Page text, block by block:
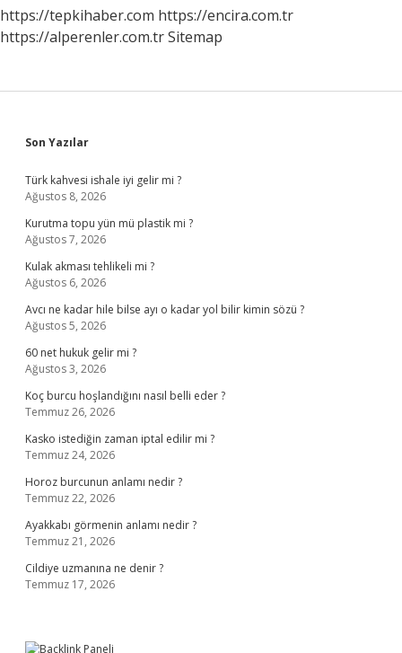
https://tepkihaber.com https://encira.com.tr
https://alperenler.com.trSitemap
Sidebar
Son Yazılar
Türk kahvesi ishale iyi gelir mi ?
Ağustos 8, 2026
Kurutma topu yün mü plastik mi ?
Ağustos 7, 2026
Kulak akması tehlikeli mi ?
Ağustos 6, 2026
Avcı ne kadar hile bilse ayı o kadar yol bilir kimin sözü ?
Ağustos 5, 2026
60 net hukuk gelir mi ?
Ağustos 3, 2026
Koç burcu hoşlandığını nasıl belli eder ?
Temmuz 26, 2026
Kasko istediğin zaman iptal edilir mi ?
Temmuz 24, 2026
Horoz burcunun anlamı nedir ?
Temmuz 22, 2026
Ayakkabı görmenin anlamı nedir ?
Temmuz 21, 2026
Cildiye uzmanına ne denir ?
Temmuz 17, 2026